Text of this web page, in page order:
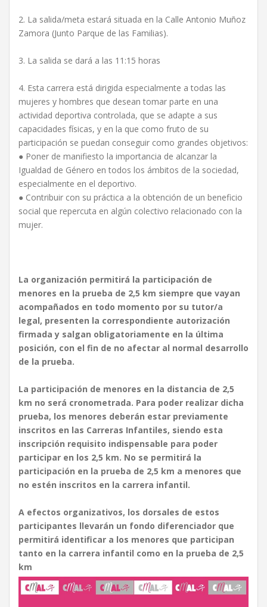
2. La salida/meta estará situada en la Calle Antonio Muñoz
Zamora (Junto Parque de las Familias).
3. La salida se dará a las 11:15 horas
4. Esta carrera está dirigida especialmente a todas las
mujeres y hombres que desean tomar parte en una
actividad deportiva controlada, que se adapte a sus
capacidades físicas, y en la que como fruto de su
participación se puedan conseguir como grandes objetivos:
● Poner de manifiesto la importancia de alcanzar la
Igualdad de Género en todos los ámbitos de la sociedad,
especialmente en el deportivo.
● Contribuir con su práctica a la obtención de un beneficio
social que repercuta en algún colectivo relacionado con la
mujer.
La organización permitirá la participación de
menores en la prueba de 2,5 km siempre que vayan
acompañados en todo momento por su tutor/a
legal, presenten la correspondiente autorización
firmada y salgan obligatoriamente en la última
posición, con el fin de no afectar al normal desarrollo
de la prueba.
La participación de menores en la distancia de 2,5
km no será cronometrada. Para poder realizar dicha
prueba, los menores deberán estar previamente
inscritos en las Carreras Infantiles, siendo esta
inscripción requisito indispensable para poder
participar en los 2,5 km. No se permitirá la
participación en la prueba de 2,5 km a menores que
no estén inscritos en la carrera infantil.
A efectos organizativos, los dorsales de estos
participantes llevarán un fondo diferenciador que
permitirá identificar a los menores que participan
tanto en la carrera infantil como en la prueba de 2,5
km